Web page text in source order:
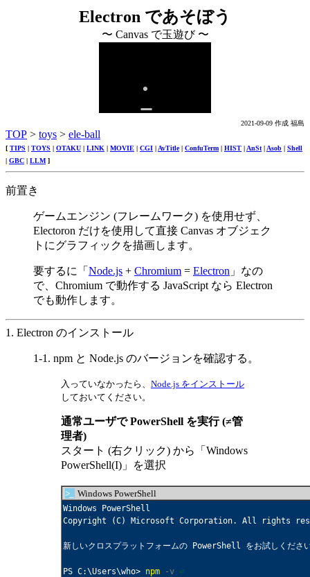
Electron であそぼう
〜 Canvas で玉遊び 〜
2021-09-09 作成 福島
TOP > toys > ele-ball
[ TIPS | TOYS | OTAKU | LINK | MOVIE | CGI | AvTitle| ConfuTerm | HIST | AnSt | Asob | Shell
| GBC | LLM ]
前置き
ゲームエンジン (フレームワーク) を使用せず、
Electoron だけを使用して直接 Canvas オブジェク
トにグラフィックを描画します。
要するに「 Node.js + Chromium = Electron 」なの
で、Chromium で動作する JavaScript なら Electron
でも動作します。
1. Electron のインストール
1-1. npm と Node.js のバージョンを確認する。
入っていなかったら、 Node.js をインストール
しておいてください。
通常ユーザで PowerShell を実行 (≠管
理者)
スタート (右クリック) から「Windows
PowerShell(I)」を選択
>_ Windows PowerShell
Windows PowerShell
Copyright (C) Microsoft Corporation. All rights
新しいクロスプラットフォームの PowerShell をお試しく
PS C:\Users\who> npm -v ⏎